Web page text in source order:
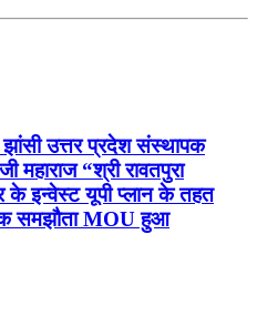
झांसी उत्तर प्रदेश संस्थापक
महाराज “श्री रावतपुरा
के इन्वेस्ट यूपी प्लान के तहत
समझौता MOU हुआ